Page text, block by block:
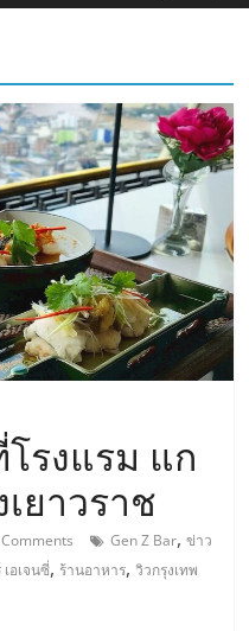
รงแรม แก
ยาวราช
Gen Z Bar,ข่าว
อเจนซี่, ร้านอาหาร,วิวกรุงเทพ